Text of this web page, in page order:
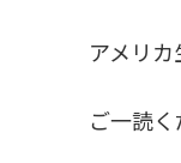
アメリ
ご一読く